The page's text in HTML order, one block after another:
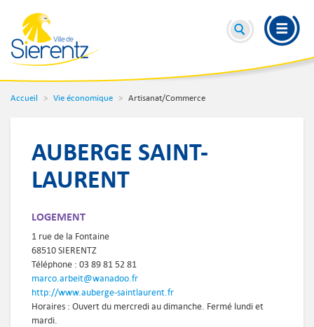
Accueil Vie économique Artisanat/Commerce
AUBERGE SAINT-
LAURENT
LOGEMENT
1 rue de la Fontaine
68510 SIERENTZ
Téléphone : 03 89 81 52 81
marco.arbeit@wanadoo.fr
http://www.auberge-saintlaurent.fr
Horaires : Ouvert du mercredi au dimanche. Fermé lundi et
mardi.